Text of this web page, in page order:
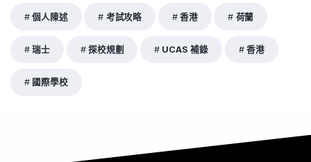
個人陳述 考試攻略 香港 荷蘭
瑞士 探校規劃 UCAS 補錄 香港
國際學校